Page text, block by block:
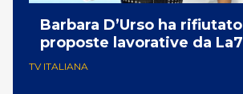
Barbara D’Urso ha rifiutato
proposte lavorative da La7
TV ITALIANA